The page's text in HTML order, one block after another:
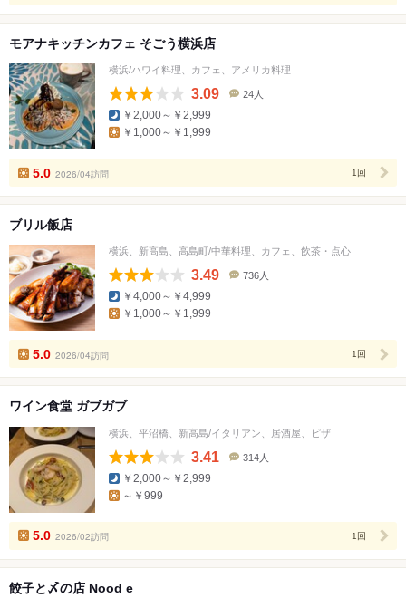
モアナキッチンカフェ そごう横浜店
横浜/ハワイ料理、カフェ、アメリカ料理
3.09
数
24人
￥2,000～￥2,999
￥1,000～￥1,999
5.0 2026/04訪問 1回
ブリル飯店
横浜、新高島、高島町/中華料理、カフェ、飲茶・点心
3.49
数
736人
￥4,000～￥4,999
￥1,000～￥1,999
5.0 2026/04訪問 1回
ワイン食堂 ガブガブ
横浜、平沼橋、新高島/イタリアン、居酒屋、ピザ
3.41
数
314人
￥2,000～￥2,999
～￥999
5.0 2026/02訪問 1回
餃子と〆の店 Nood e